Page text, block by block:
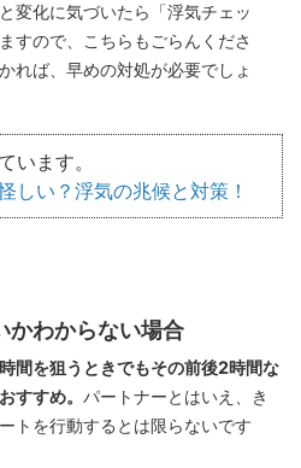
変化に気づいたら「浮気チェッ
すので、こちらもごらんくださ
れば、早めの対処が必要でしょ
います。
しい？浮気の兆候と対策！
かわからない場合
間を狙うときでもその前後2時間な
すすめ。 パートナーとはいえ、き
トを行動するとは限らないです